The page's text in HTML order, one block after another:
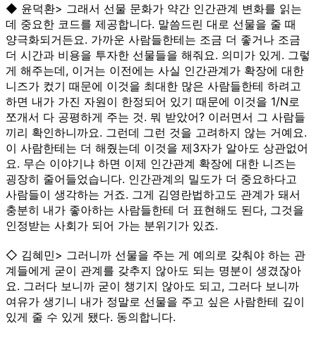
◆ 윤덕환> 그래서 선물 문화가 약간 인간관계 변화를 읽는
데 중요한 코드를 제공합니다. 말씀드린 대로 선물을 줄 때
양극화되거든요. 가까운 사람들한테는 조금 더 좋거나 조금
더 시간과 비용을 투자한 선물들을 해줘요. 의미가 있게. 그렇
게 해주는데, 이거는 이전에는 사실 인간관계가 확장에 대한
니즈가 컸기 때문에 이것을 최대한 많은 사람들한테 하려고
하면 내가 가진 자원이 한정되어 있기 때문에 이것을 1/N로
쪼개서 다 공평하게 주는 것. 뭐 받았어? 이러면서 그 사람들
끼리 확인하니까요. 그런데 그런 것을 고려하지 않는 거예요.
이 사람한테는 더 해줬는데 이것을 제3자가 알아도 상관없어
요. 무슨 이야기냐 하면 이제 인간관계 확장에 대한 니즈는
굉장히 줄어들었습니다. 인간관계의 밀도가 더 중요하다고
사람들이 생각하는 거죠. 그게 김영란법하고도 관계가 돼서
충분히 내가 좋아하는 사람들한테 더 표현해도 된다, 그것을
인정받는 사회가 되어 가는 분위기가 있죠.
◇ 김혜민> 그러니까 선물을 주는 게 예의로 갖춰야 하는 관
계들에게 굳이 관계를 갖추지 않아도 되는 명분이 생겼잖아
요. 그러다 보니까 굳이 챙기지 않아도 되고, 그러다 보니까
여유가 생기니 내가 정말로 선물을 주고 싶은 사람한테 깊이
있게 줄 수 있게 됐다. 동의합니다.